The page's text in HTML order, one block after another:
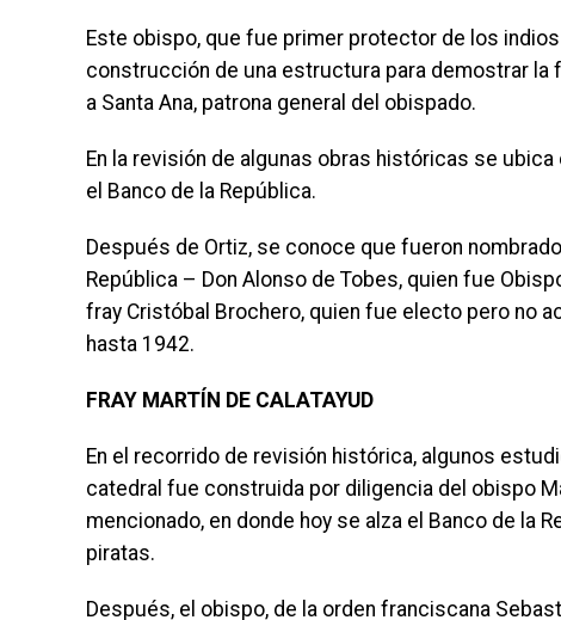
Este obispo, que fue primer protector de los
construcción de una estructura para demostrar la
a Santa Ana, patrona general del obispado.
En la revisión de algunas obras históricas se
el Banco de la República.
Después de Ortiz, se conoce que fueron
República – Don Alonso de Tobes, quien fue
fray Cristóbal Brochero, quien fue electo pero no
hasta 1942.
FRAY MARTÍN DE CALATAYUD
En el recorrido de revisión histórica, algunos
catedral fue construida por diligencia del obispo
mencionado, en donde hoy se alza el Banco de la
piratas.
Después, el obispo, de la orden franciscana